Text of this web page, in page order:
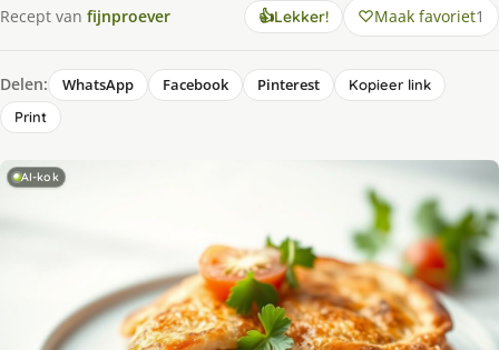
Recept van fijnproever 👍Lekker! Maak favoriet1
Delen: WhatsApp Facebook Pinterest
Kopieer link
Print
AI-kok